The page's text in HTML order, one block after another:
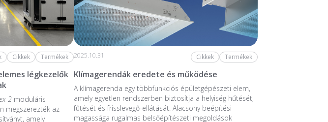
Cikkek Termékek
légkezelők
2moduláris
megszerezték az
amely
2025.10.31. Cikkek Termékek
Klímagerendák eredete és működése
A klímagerenda egy többfunkciós épületgépészeti elem,
amely egyetlen rendszerben biztosítja a helyiség hűtését,
fűtését és frisslevegő-ellátását. Alacsony beépítési
magassága rugalmas belsőépítészeti megoldások